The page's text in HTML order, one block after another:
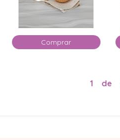
Comprar
1 de